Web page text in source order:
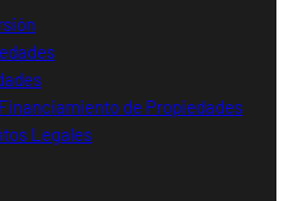
de Propiedades
Legales